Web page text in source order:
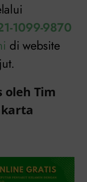
1099-9870
di website
oleh Tim